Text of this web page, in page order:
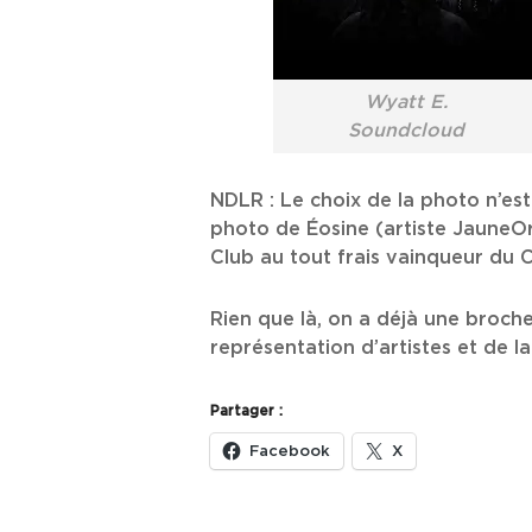
Wyatt E.
Soundcloud
NDLR : Le choix de la photo
photo de Éosine (artiste
Club au tout frais vainqueur du
Rien que là, on a déjà une
représentation d’artistes et de
Partager :
Facebook X